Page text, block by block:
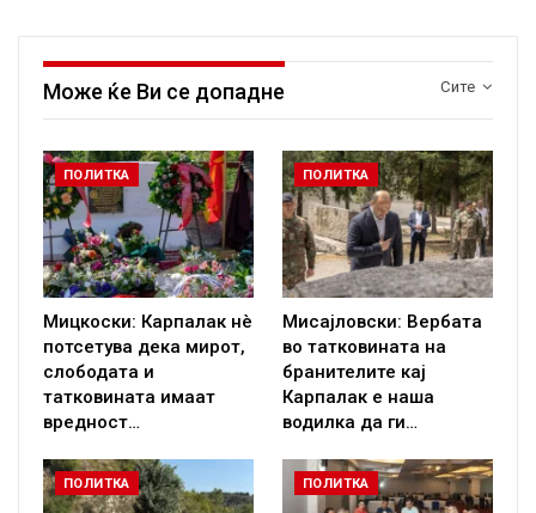
Сите
Може ќе Ви се допадне
ПОЛИТКА
Мицкоски: Карпалак нè
потсетува дека мирот,
слободата и
татковината имаат
вредност…
ПОЛИТКА
Мисајловски: Вербата
во татковината на
бранителите кај
Карпалак е наша
водилка да ги…
ПОЛИТКА ПОЛИТКА